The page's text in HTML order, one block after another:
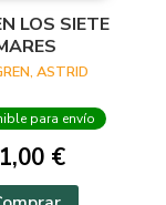
LOS SIETE
ASTRID
para envío
€